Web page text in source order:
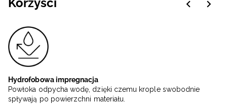
Hydrofobowa impregnacja
Powłoka odpycha wodę, dzięki czemu krople swobodnie
spływają po powierzchni materiału.